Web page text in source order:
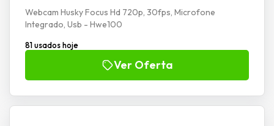
Webcam Husky Focus Hd 720p, 30fps, Microfone
Integrado, Usb - Hwe100
81 usados hoje
Ver Oferta